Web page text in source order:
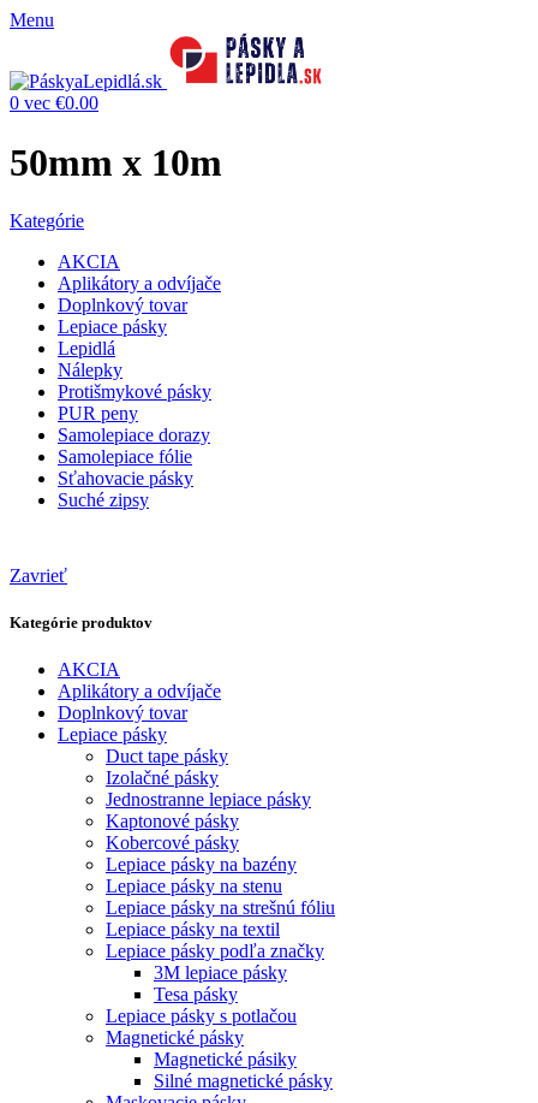
Menu
0 vec €0.00
50mm x 10m
Kategórie
AKCIA
Aplikátory a odvíjače
Doplnkový tovar
Lepiace pásky
Lepidlá
Nálepky
Protišmykové pásky
PUR peny
Samolepiace dorazy
Samolepiace fólie
Sťahovacie pásky
Suché zipsy
Zavrieť
Kategórie produktov
AKCIA
Aplikátory a odvíjače
Doplnkový tovar
Lepiace pásky
Duct tape pásky
Izolačné pásky
Jednostranne lepiace pásky
Kaptonové pásky
Kobercové pásky
Lepiace pásky na bazény
Lepiace pásky na stenu
Lepiace pásky na strešnú fóliu
Lepiace pásky na textil
Lepiace pásky podľa značky
3M lepiace pásky
Tesa pásky
Lepiace pásky s potlačou
Magnetické pásky
Magnetické pásiky
Silné magnetické pásky